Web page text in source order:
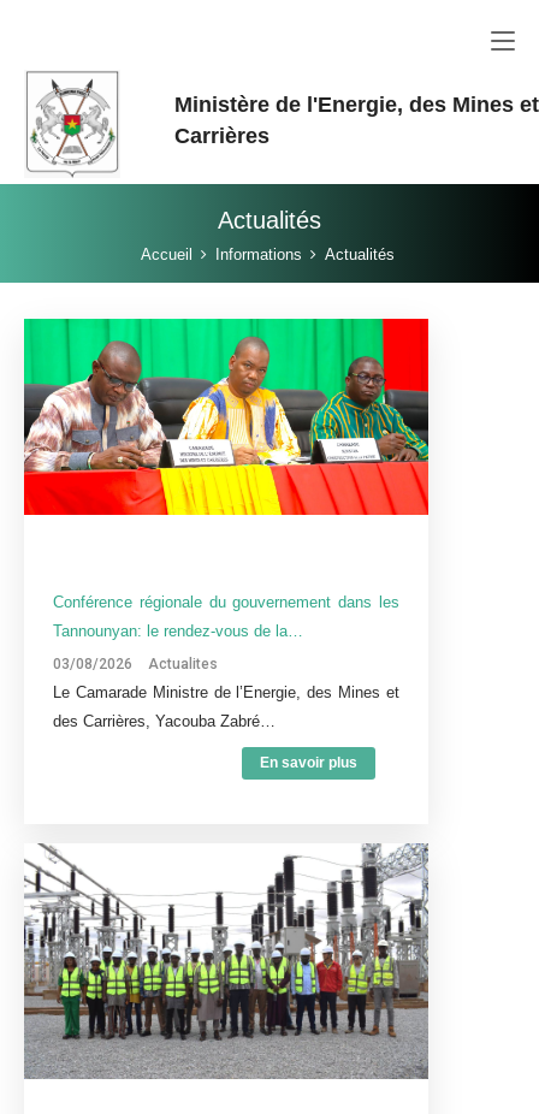
Ministère de l'Energie, des Mines
Carrières
Actualités
Accueil Informations Actualités
Conférence régionale du gouvernement dans les
Tannounyan: le rendez-vous de la…
03/08/2026 Actualites
Le Camarade Ministre de l’Energie, des Mines et
des Carrières, Yacouba Zabré…
En savoir plus